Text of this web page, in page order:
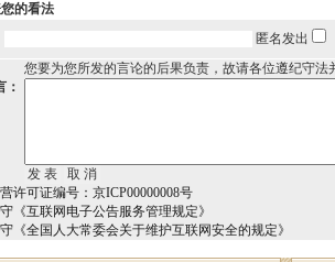
的看法
匿名发出
您要为您所发的言论的后果负责，故请各位遵纪守法
：
许可证编号：京ICP00000008号
《互联网电子公告服务管理规定》
《全国人大常委会关于维护互联网安全的规定》